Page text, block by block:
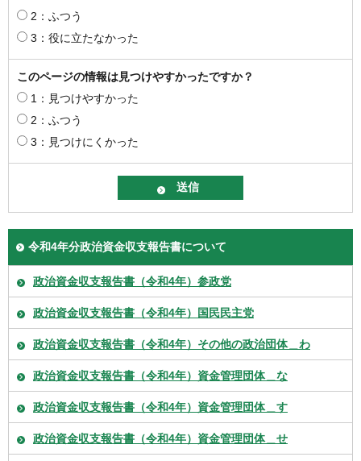
2：ふつう
3：役に立たなかった
このページの情報は見つけやすかったですか？
1：見つけやすかった
2：ふつう
3：見つけにくかった
令和4年分政治資金収支報告書について
政治資金収支報告書（令和4年）参政党
政治資金収支報告書（令和4年）国民民主党
政治資金収支報告書（令和4年）その他の政治団体＿わ
政治資金収支報告書（令和4年）資金管理団体＿な
政治資金収支報告書（令和4年）資金管理団体＿す
政治資金収支報告書（令和4年）資金管理団体＿せ